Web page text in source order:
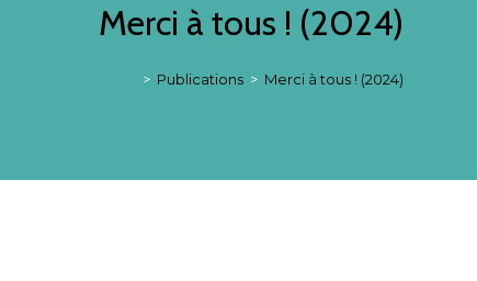
Merci à tous ! (2024)
> Publications > Merci à tous ! (2024)